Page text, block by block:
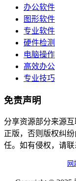
办公软件
图形软件
专业软件
硬件检测
电脑操作
高效办公
专业技巧
免责声明
分享资源部分来源
正版，否则版权纠
任。如有侵权，请联
网